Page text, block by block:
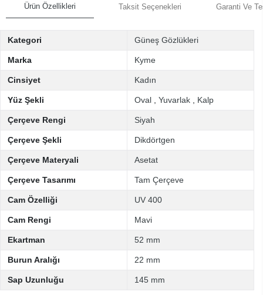
Ürün Özellikleri Taksit Seçenekleri Garanti Ve
Kategori Güneş Gözlükleri
Marka Kyme
Cinsiyet Kadın
Yüz Şekli Oval Yuvarlak Kalp
Çerçeve Rengi Siyah
Çerçeve Şekli Dikdörtgen
Çerçeve Materyali Asetat
Çerçeve Tasarımı Tam Çerçeve
Cam Özelliği UV 400
Cam Rengi Mavi
Ekartman 52 mm
Burun Aralığı 22 mm
Sap Uzunluğu 145 mm